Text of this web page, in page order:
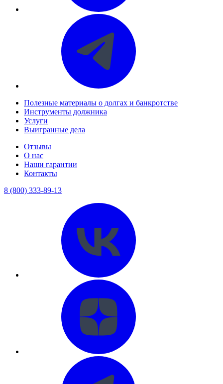
Полезные материалы о долгах и банкротстве
Инструменты должника
Услуги
Выигранные дела
Отзывы
О нас
Наши гарантии
Контакты
8 (800) 333-89-13